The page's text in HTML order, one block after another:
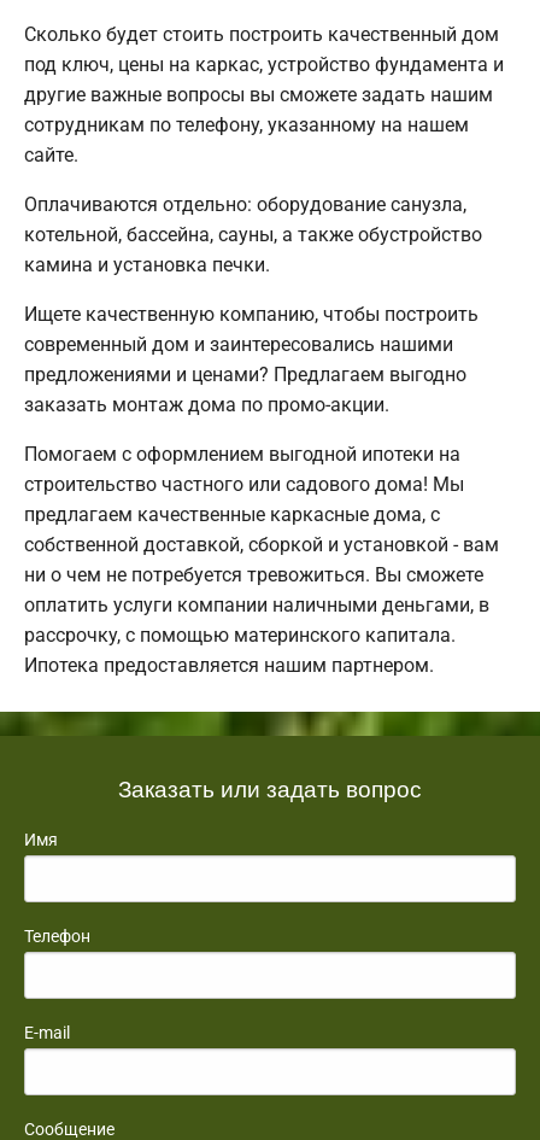
Сколько будет стоить построить качественный дом
под ключ, цены на каркас, устройство фундамента и
другие важные вопросы вы сможете задать нашим
сотрудникам по телефону, указанному на нашем
сайте.
Оплачиваются отдельно: оборудование санузла,
котельной, бассейна, сауны, а также обустройство
камина и установка печки.
Ищете качественную компанию, чтобы построить
современный дом и заинтересовались нашими
предложениями и ценами? Предлагаем выгодно
заказать монтаж дома по промо-акции.
Помогаем с оформлением выгодной ипотеки на
строительство частного или садового дома! Мы
предлагаем качественные каркасные дома, с
собственной доставкой, сборкой и установкой - вам
ни о чем не потребуется тревожиться. Вы сможете
оплатить услуги компании наличными деньгами, в
рассрочку, с помощью материнского капитала.
Ипотека предоставляется нашим партнером.
Заказать или задать вопрос
Имя
Телефон
E-mail
Сообщение